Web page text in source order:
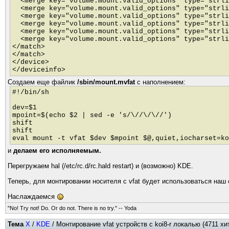
<merge key="volume.mount.valid_options"
<merge key="volume.mount.valid_options"
<merge key="volume.mount.valid_options"
<merge key="volume.mount.valid_options"
<merge key="volume.mount.valid_options"
</match>
</match>
</device>
</deviceinfo>
Создаем еще файлик /sbin/mount.mvfatс наполнением:
#!/bin/sh
dev=$1
mpoint=$(echo $2 | sed -e 's/\//\/\//')
shift
shift
eval mount -t vfat $dev $mpoint
и делаем его исполняемым.
Перегружаем hal (/etc/rc.d/rc.hald restart) и (возможно) KDE.
Теперь, для монтировании носителя с vfat будет использоваться
Наслаждаемся
"No! Try not! Do. Or do not. There is no try." -- Yoda
Тема X / KDE / Монтирование vfat устройств с koi8-r локалью (4711